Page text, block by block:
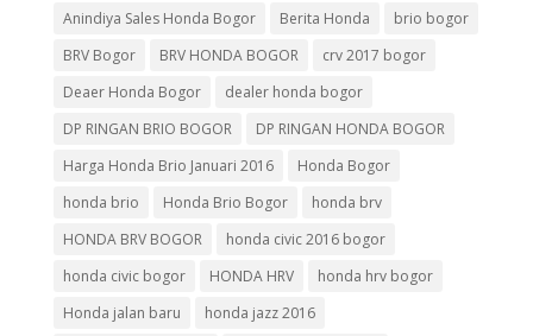
Anindiya Sales Honda Bogor Berita Honda
brio bogor
BRV Bogor
BRV HONDA BOGOR
crv 2017 bogor
Deaer Honda Bogor
dealer honda bogor
DP RINGAN BRIO BOGOR
DP RINGAN HONDA BOGOR
Harga Honda Brio Januari 2016
Honda Bogor
honda brio
Honda Brio Bogor
honda brv
HONDA BRV BOGOR
honda civic 2016 bogor
honda civic bogor
HONDA HRV
honda hrv bogor
Honda jalan baru
honda jazz 2016